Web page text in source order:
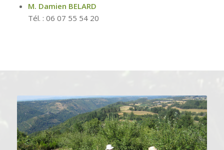
M. Damien BELARD
Tél. : 06 07 55 54 20